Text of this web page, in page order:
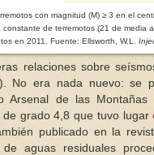
con magnitud (M) ≥ 3 en el
constante de terremotos (21 de media
en 2011. Fuente: Ellsworth, W.L.
relaciones sobre
No era nada nuevo: se
Arsenal de las
de grado 4,8 que tuvo lugar
publicado en la
de aguas residuales